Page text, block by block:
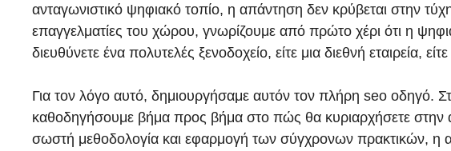
ανταγωνιστικό ψηφιακό τοπίο, η απάντηση δεν κρύβεται στην
επαγγελματίες του χώρου, γνωρίζουμε από πρώτο χέρι ότι η
διευθύνετε ένα πολυτελές ξενοδοχείο, είτε μια διεθνή
Για τον λόγο αυτό, δημιουργήσαμε αυτόν τον πλήρη seo οδηγό.
καθοδηγήσουμε βήμα προς βήμα στο πώς θα κυριαρχήσετε στην
σωστή μεθοδολογία και εφαρμογή των σύγχρονων πρακτικών, η